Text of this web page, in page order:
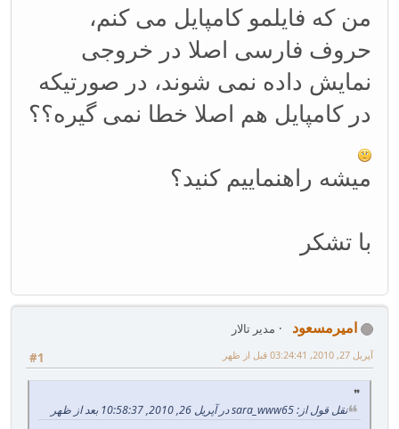
من که فایلمو کامپایل می کنم،
حروف فارسی اصلا در خروجی
نمایش داده نمی شوند، در صورتیکه
در کامپایل هم اصلا خطا نمی گیره؟؟
میشه راهنماییم کنید؟
با تشکر
امیرمسعود
مدیر تالار
#1
آپریل 27, 2010, 03:24:41 قبل از ظهر
نقل قول از: sara_www65 در آپریل 26, 2010, 10:58:37 بعد از ظهر